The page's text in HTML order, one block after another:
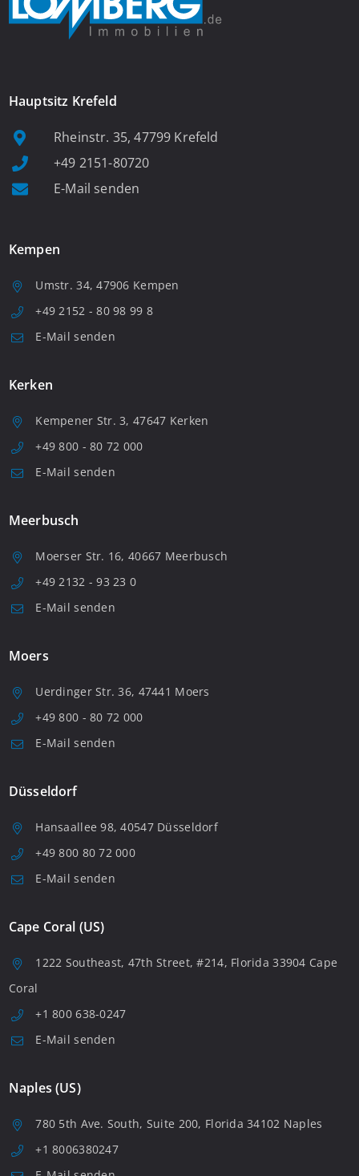
Hauptsitz Krefeld
Rheinstr. 35, 47799 Krefeld
+49 2151-80720
E-Mail senden
Kempen
Umstr. 34, 47906 Kempen
+49 2152 - 80 98 99 8
E-Mail senden
Kerken
Kempener Str. 3, 47647 Kerken
+49 800 - 80 72 000
E-Mail senden
Meerbusch
Moerser Str. 16, 40667 Meerbusch
+49 2132 - 93 23 0
E-Mail senden
Moers
Uerdinger Str. 36, 47441 Moers
+49 800 - 80 72 000
E-Mail senden
Düsseldorf
Hansaallee 98, 40547 Düsseldorf
+49 800 80 72 000
E-Mail senden
Cape Coral (US)
1222 Southeast, 47th Street, #214, Florida 33904 Cape
Coral
+1 800 638-0247
E-Mail senden
Naples (US)
780 5th Ave. South, Suite 200, Florida 34102 Naples
+1 8006380247